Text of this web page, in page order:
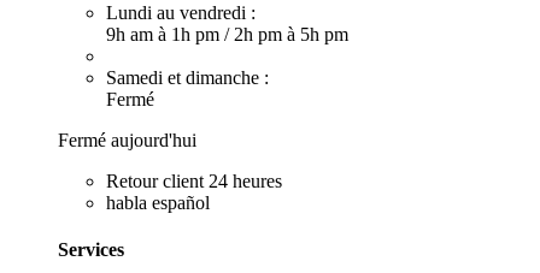
Lundi au vendredi :
9h am à 1h pm / 2h pm à 5h pm
Samedi et dimanche :
Fermé
Fermé aujourd'hui
Retour client 24 heures
habla español
Services